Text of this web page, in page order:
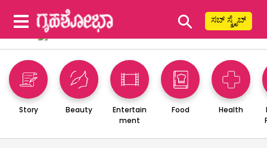
⚲ ಸಬ್ ಸ್ಕ್ರೈಬ್
Story Beauty
Entertain
ment
Food Health